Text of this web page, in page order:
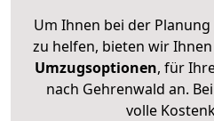
Um Ihnen bei der
zu helfen, bieten wir
Umzugsoptionen, für
nach Gehrenwald an.
volle